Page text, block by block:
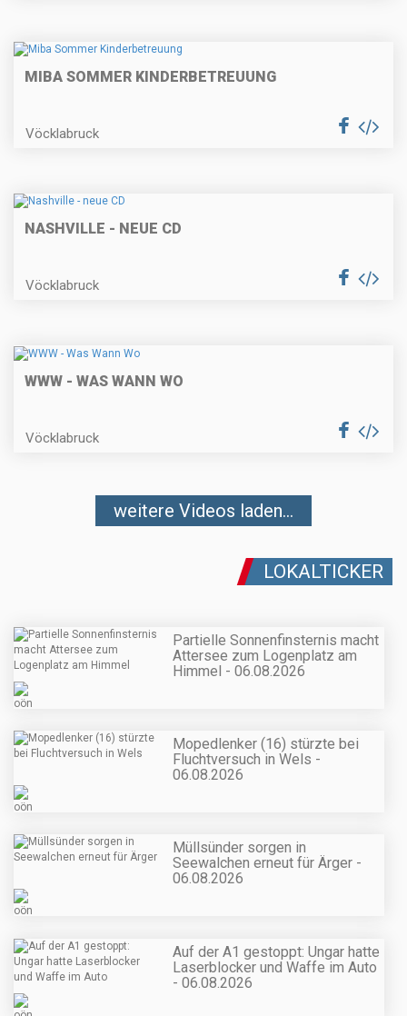
MIBA SOMMER KINDERBETREUUNG
Vöcklabruck
NASHVILLE - NEUE CD
Vöcklabruck
WWW - WAS WANN WO
Vöcklabruck
weitere Videos laden...
LOKALTICKER
Partielle Sonnenfinsternis macht
Attersee zum Logenplatz am
Himmel - 06.08.2026
Mopedlenker (16) stürzte bei
Fluchtversuch in Wels -
06.08.2026
Müllsünder sorgen in
Seewalchen erneut für Ärger -
06.08.2026
Auf der A1 gestoppt: Ungar hatte
Laserblocker und Waffe im Auto
- 06.08.2026